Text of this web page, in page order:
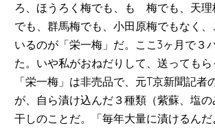
ろ、ほうろく梅でも、もゝ梅でも、天
でも、群馬梅でも、小田原梅でもなく
いるのが「栄一梅」だ。ここ3ヶ月で３
た。いや私がおねだりして、送ってもら
「栄一梅」は非売品で、元T京新聞記者
が、自ら漬け込んだ３種類（紫蘇、塩
干しのことだ。「毎年大量に漬けるん